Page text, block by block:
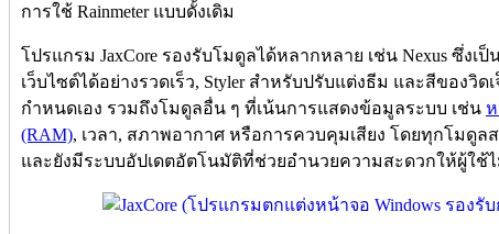
การใช้ Rainmeter แบบดั้งเดิม
โปรแกรม JaxCore รองรับโมดูลได้หลากหลาย เช่น Nexus ซึ่งเ
เว็บไซต์ได้อย่างรวดเร็ว, Styler สำหรับปรับแต่งธีม และสีของวิด
กำหนดเอง รวมถึงโมดูลอื่น ๆ ที่เน้นการแสดงข้อมูลระบบ เช่น ห
(RAM), เวลา, สภาพอากาศ หรือการควบคุมเสียง โดยทุกโมดูล
และยังมีระบบอัปเดตอัตโนมัติที่ช่วยอำนวยความสะดวกให้ผู้ใช้